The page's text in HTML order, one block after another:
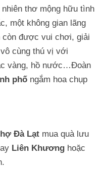
thơ mộng hữu tình
một không gian lãng
còn được vui chơi, giải
cùng thú vị với
vàng, hồ nước…Đoàn
phố ngắm hoa chụp
Đà Lạt mua quà lưu
Liên Khương hoặc